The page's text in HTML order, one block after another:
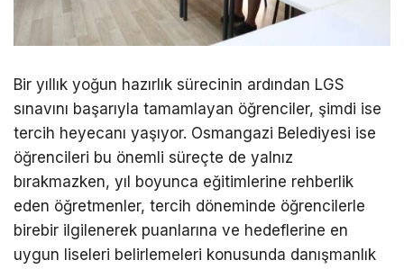
Bir yıllık yoğun hazırlık sürecinin ardından LGS
sınavını başarıyla tamamlayan öğrenciler, şimdi ise
tercih heyecanı yaşıyor. Osmangazi Belediyesi ise
öğrencileri bu önemli süreçte de yalnız
bırakmazken, yıl boyunca eğitimlerine rehberlik
eden öğretmenler, tercih döneminde öğrencilerle
birebir ilgilenerek puanlarına ve hedeflerine en
uygun liseleri belirlemeleri konusunda danışmanlık